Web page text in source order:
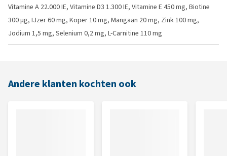
Vitamine A 22.000 IE, Vitamine D3 1.300 IE, Vitamine E 450 mg, Biotine
300 μg, IJzer 60 mg, Koper 10 mg, Mangaan 20 mg, Zink 100 mg,
Jodium 1,5 mg, Selenium 0,2 mg, L-Carnitine 110 mg
Andere klanten kochten ook